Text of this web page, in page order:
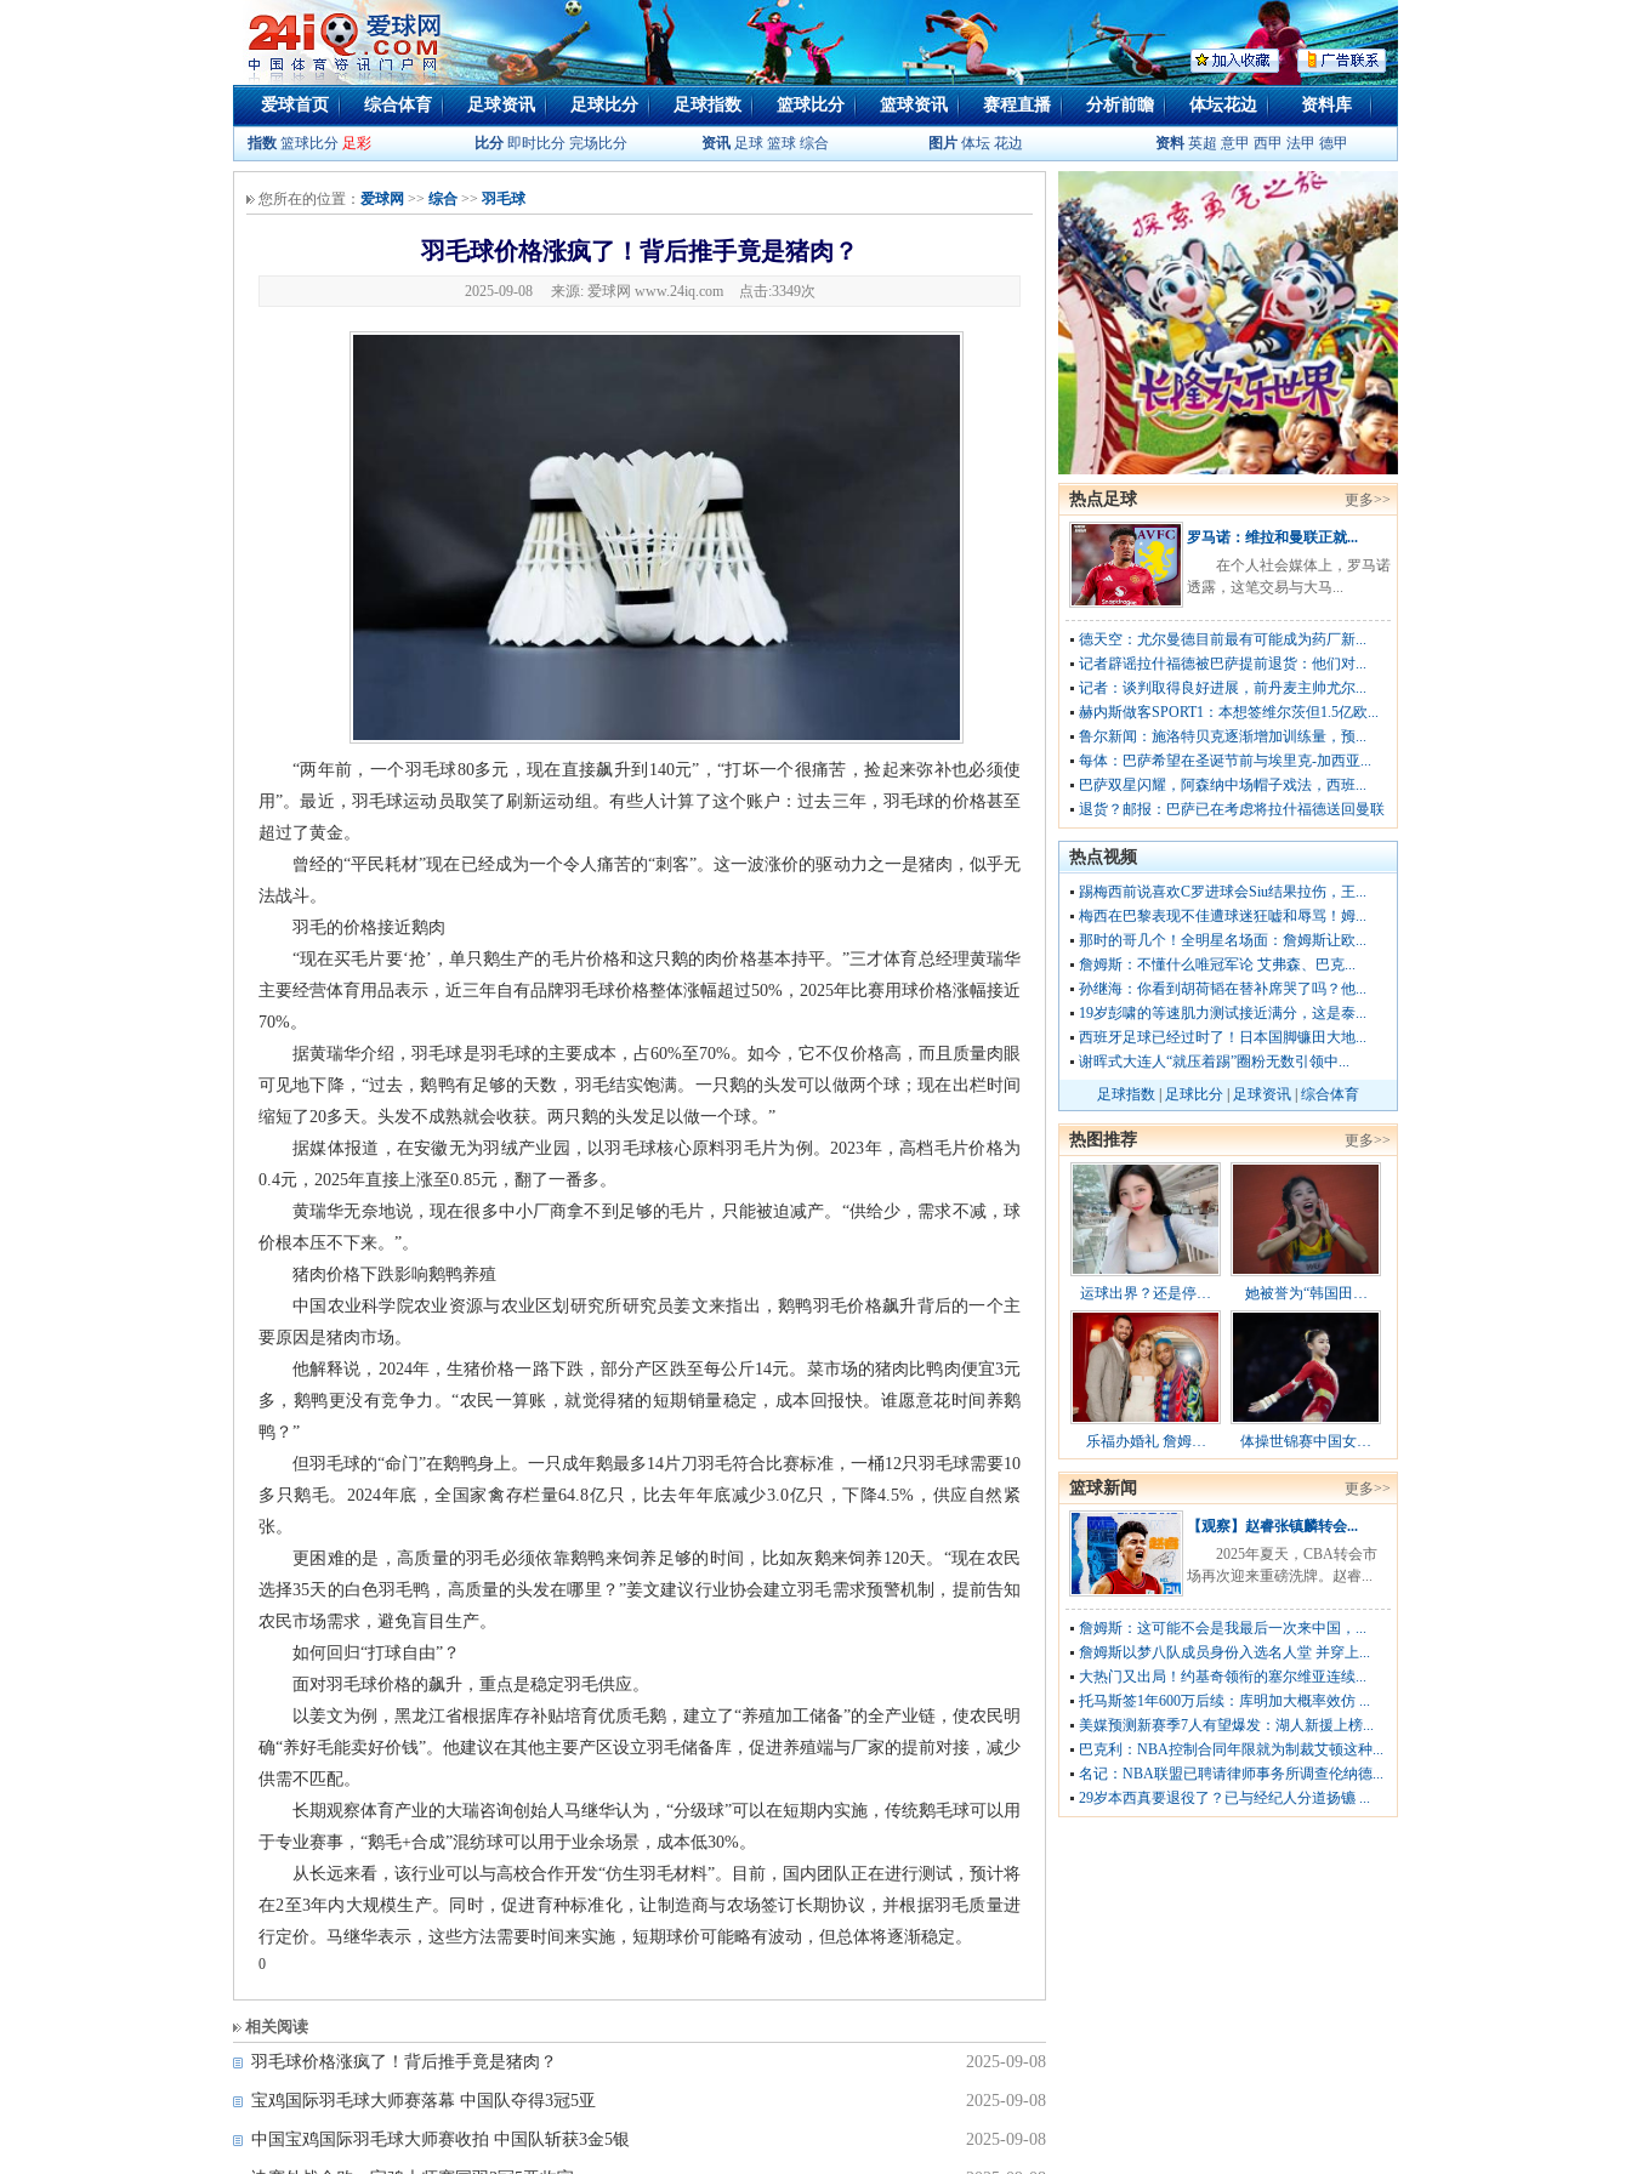
爱球首页 综合体育 足球资讯 足球比分 足球指数 篮球比分 篮球资讯 赛程直播 分析前瞻 体坛花边 资料库
指数 篮球比分 足彩 比分 即时比分 完场比分 资讯 足球 篮球 综合 图片 体坛 花边 资料 英超 意甲 西甲 法甲 德甲
您所在的位置： 爱球网 >> 综合 >> 羽毛球
羽毛球价格涨疯了！背后推手竟是猪肉？
2025-09-08 来源: 爱球网 www.24iq.com 点击:3349次
“两年前，一个羽毛球80多元，现在直接飙升到140元”，“打坏一个很痛苦，捡起来弥补也必须使
用”。最近，羽毛球运动员取笑了刷新运动组。有些人计算了这个账户：过去三年，羽毛球的价格甚至
超过了黄金。
曾经的“平民耗材”现在已经成为一个令人痛苦的“刺客”。这一波涨价的驱动力之一是猪肉，似乎无
法战斗。
羽毛的价格接近鹅肉
“现在买毛片要‘抢’，单只鹅生产的毛片价格和这只鹅的肉价格基本持平。”三才体育总经理黄瑞华
主要经营体育用品表示，近三年自有品牌羽毛球价格整体涨幅超过50%，2025年比赛用球价格涨幅接近
70%。
据黄瑞华介绍，羽毛球是羽毛球的主要成本，占60%至70%。如今，它不仅价格高，而且质量肉眼
可见地下降，“过去，鹅鸭有足够的天数，羽毛结实饱满。一只鹅的头发可以做两个球；现在出栏时间
缩短了20多天。头发不成熟就会收获。两只鹅的头发足以做一个球。”
据媒体报道，在安徽无为羽绒产业园，以羽毛球核心原料羽毛片为例。2023年，高档毛片价格为
0.4元，2025年直接上涨至0.85元，翻了一番多。
黄瑞华无奈地说，现在很多中小厂商拿不到足够的毛片，只能被迫减产。“供给少，需求不减，球
价根本压不下来。”。
猪肉价格下跌影响鹅鸭养殖
中国农业科学院农业资源与农业区划研究所研究员姜文来指出，鹅鸭羽毛价格飙升背后的一个主
要原因是猪肉市场。
他解释说，2024年，生猪价格一路下跌，部分产区跌至每公斤14元。菜市场的猪肉比鸭肉便宜3元
多，鹅鸭更没有竞争力。“农民一算账，就觉得猪的短期销量稳定，成本回报快。谁愿意花时间养鹅
鸭？”
但羽毛球的“命门”在鹅鸭身上。一只成年鹅最多14片刀羽毛符合比赛标准，一桶12只羽毛球需要10
多只鹅毛。2024年底，全国家禽存栏量64.8亿只，比去年年底减少3.0亿只，下降4.5%，供应自然紧
张。
更困难的是，高质量的羽毛必须依靠鹅鸭来饲养足够的时间，比如灰鹅来饲养120天。“现在农民
选择35天的白色羽毛鸭，高质量的头发在哪里？”姜文建议行业协会建立羽毛需求预警机制，提前告知
农民市场需求，避免盲目生产。
如何回归“打球自由”？
面对羽毛球价格的飙升，重点是稳定羽毛供应。
以姜文为例，黑龙江省根据库存补贴培育优质毛鹅，建立了“养殖加工储备”的全产业链，使农民明
确“养好毛能卖好价钱”。他建议在其他主要产区设立羽毛储备库，促进养殖端与厂家的提前对接，减少
供需不匹配。
长期观察体育产业的大瑞咨询创始人马继华认为，“分级球”可以在短期内实施，传统鹅毛球可以用
于专业赛事，“鹅毛+合成”混纺球可以用于业余场景，成本低30%。
从长远来看，该行业可以与高校合作开发“仿生羽毛材料”。目前，国内团队正在进行测试，预计将
在2至3年内大规模生产。同时，促进育种标准化，让制造商与农场签订长期协议，并根据羽毛质量进
行定价。马继华表示，这些方法需要时间来实施，短期球价可能略有波动，但总体将逐渐稳定。
0
相关阅读
2025-09-08
羽毛球价格涨疯了！背后推手竟是猪肉？
2025-09-08
宝鸡国际羽毛球大师赛落幕 中国队夺得3冠5亚
2025-09-08
中国宝鸡国际羽毛球大师赛收拍 中国队斩获3金5银
更多>>
热点足球
罗马诺：维拉和曼联正就...
在个人社会媒体上，罗马诺
透露，这笔交易与大马...
德天空：尤尔曼德目前最有可能成为药厂新...
记者辟谣拉什福德被巴萨提前退货：他们对...
记者：谈判取得良好进展，前丹麦主帅尤尔...
赫内斯做客SPORT1：本想签维尔茨但1.5亿欧...
鲁尔新闻：施洛特贝克逐渐增加训练量，预...
每体：巴萨希望在圣诞节前与埃里克-加西亚...
巴萨双星闪耀，阿森纳中场帽子戏法，西班...
退货？邮报：巴萨已在考虑将拉什福德送回曼联
热点视频
踢梅西前说喜欢C罗进球会Siu结果拉伤，王...
梅西在巴黎表现不佳遭球迷狂嘘和辱骂！姆...
那时的哥几个！全明星名场面：詹姆斯让欧...
詹姆斯：不懂什么唯冠军论 艾弗森、巴克...
孙继海：你看到胡荷韬在替补席哭了吗？他...
19岁彭啸的等速肌力测试接近满分，这是泰...
西班牙足球已经过时了！日本国脚镰田大地...
谢晖式大连人“就压着踢”圈粉无数引领中...
足球指数
足球比分 足球资讯 综合体育
更多>>
热图推荐
运球出界？还是停… 她被誉为“韩国田…
乐福办婚礼 詹姆… 体操世锦赛中国女…
更多>>
篮球新闻
【观察】赵睿张镇麟转会...
2025年夏天，CBA转会市
场再次迎来重磅洗牌。赵睿...
詹姆斯：这可能不会是我最后一次来中国，...
詹姆斯以梦八队成员身份入选名人堂 并穿上...
大热门又出局！约基奇领衔的塞尔维亚连续...
托马斯签1年600万后续：库明加大概率效仿 ...
美媒预测新赛季7人有望爆发：湖人新援上榜...
巴克利：NBA控制合同年限就为制裁艾顿这种...
名记：NBA联盟已聘请律师事务所调查伦纳德...
29岁本西真要退役了？已与经纪人分道扬镳 ...